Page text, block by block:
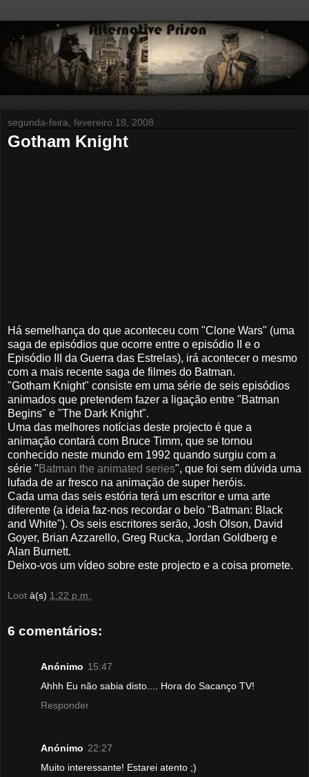
segunda-feira, fevereiro 18, 2008
Gotham Knight
Há semelhança do que aconteceu com "Clone Wars" (uma
saga de episódios que ocorre entre o episódio II e o
Episódio III da Guerra das Estrelas), irá acontecer o mesmo
com a mais recente saga de filmes do Batman.
"Gotham Knight" consiste em uma série de seis episódios
animados que pretendem fazer a ligação entre "Batman
Begins" e "The Dark Knight".
Uma das melhores notícias deste projecto é que a
animação contará com Bruce Timm, que se tornou
conhecido neste mundo em 1992 quando surgiu com a
série " Batman the animated series", que foi sem dúvida uma
lufada de ar fresco na animação de super heróis.
Cada uma das seis estória terá um escritor e uma arte
diferente (a ideia faz-nos recordar o belo "Batman: Black
and White"). Os seis escritores serão, Josh Olson, David
Goyer, Brian Azzarello, Greg Rucka, Jordan Goldberg e
Alan Burnett.
Deixo-vos um vídeo sobre este projecto e a coisa promete.
Loot à(s) 1:22 p.m.
6 comentários:
Anónimo 15:47
Ahhh Eu não sabia disto.... Hora do Sacanço TV!
Responder
Anónimo 22:27
Muito interessante! Estarei atento ;)